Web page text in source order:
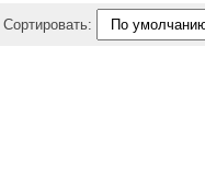
Сортировать: